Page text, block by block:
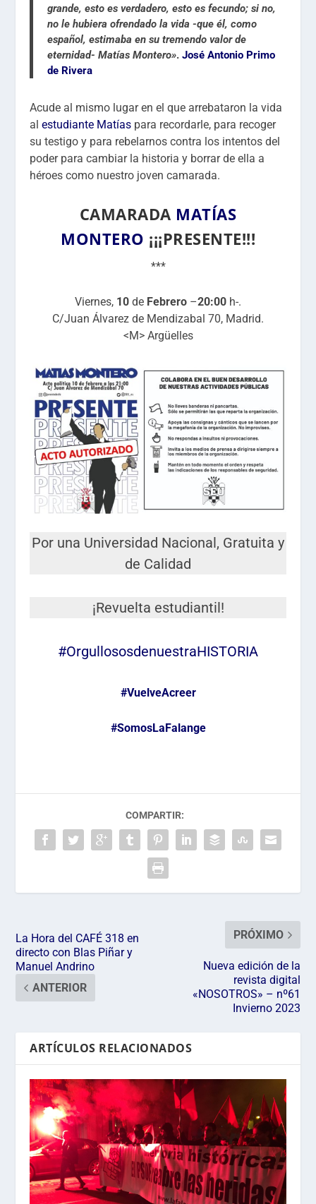
grande, esto es verdadero, esto es fecundo; si no,
no le hubiera ofrendado la vida -que él, como
español, estimaba en su tremendo valor de
eternidad- Matías Montero».José Antonio Primo
de Rivera
Acude al mismo lugar en el que arrebataron la vida
alestudiante Matías para recordarle, para recoger
su testigo y para rebelarnos contra los intentos del
poder para cambiar la historia y borrar de ella a
héroes como nuestro joven camarada.
CAMARADA MATÍAS
MONTERO ¡¡¡PRESENTE!!!
***
Viernes, 10 de Febrero –20:00 h-.
C/Juan Álvarez de Mendizabal 70, Madrid.
<M>Argüelles
Por una Universidad Nacional, Gratuita y
de Calidad
¡Revuelta estudiantil!
#OrgullososdenuestraHISTORIA
#VuelveAcreer
#SomosLaFalange
COMPARTIR:
La Hora del CAFÉ 318 en
directo con Blas Piñar y
Manuel Andrino
ANTERIOR
PRÓXIMO
Nueva edición de la
revista digital
«NOSOTROS» – nº61
Invierno 2023
ARTÍCULOS RELACIONADOS